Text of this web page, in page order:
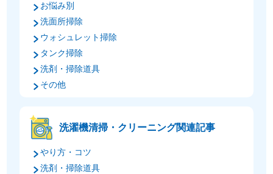
お悩み別
洗面所掃除
ウォシュレット掃除
タンク掃除
洗剤・掃除道具
その他
洗濯機清掃・クリーニング関連記事
やり方・コツ
洗剤・掃除道具